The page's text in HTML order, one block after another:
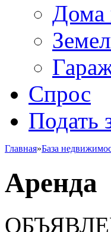
Дома
Спрос
Подать
Главная»База
Аренда